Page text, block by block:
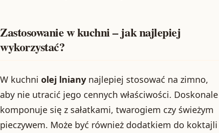
Zastosowanie w kuchni – jak najlepiej
wykorzystać?
W kuchni olej lniany najlepiej stosować na zimno,
aby nie utracić jego cennych właściwości. Doskonale
komponuje się z sałatkami, twarogiem czy świeżym
pieczywem. Może być również dodatkiem do koktajli